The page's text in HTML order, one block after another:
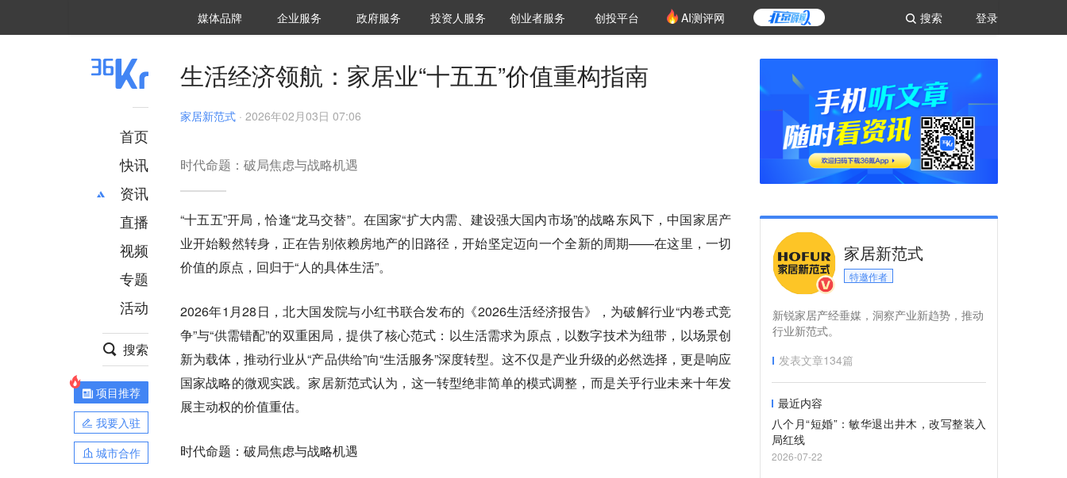
登录
搜索
媒体品牌 36Kr研究院
企业服务 城市之窗
政府服务 VClub投资机构库
投资机构职位推介
投资人服务 创投氪堂
创业者服务 创投平台 AI测评网
首页
快讯
资讯
推荐
财经
项目推荐
安徽
直播
视频
专题
活动
搜索
项目推荐
我要入驻
城市合作
生活经济领航：家居业“十五五”价值重构指南
家居新范式 · 2026年02月03日 07:06
时代命题：破局焦虑与战略机遇
“十五五”开局，恰逢“龙马交替”。在国家“扩大内需、建设强大国内市场”的战略东风下，中国家居产
业开始毅然转身，正在告别依赖房地产的旧路径，开始坚定迈向一个全新的周期——在这里，一切
价值的原点，回归于“人的具体生活”。
2026年1月28日，北大国发院与小红书联合发布的《2026生活经济报告》，为破解行业“内卷式竞
争”与“供需错配”的双重困局，提供了核心范式：以生活需求为原点，以数字技术为纽带，以场景创
新为载体，推动行业从“产品供给”向“生活服务”深度转型。这不仅是产业升级的必然选择，更是响应
国家战略的微观实践。家居新范式认为，这一转型绝非简单的模式调整，而是关乎行业未来十年发
展主动权的价值重估。
时代命题：破局焦虑与战略机遇
家居新范式
特邀作者
新锐家居产经垂媒，洞察产业新趋势，推动
行业新范式。
发表文章134篇
最近内容
八个月“短婚”：敏华退出井木，改写整装入
局红线
2026-07-22